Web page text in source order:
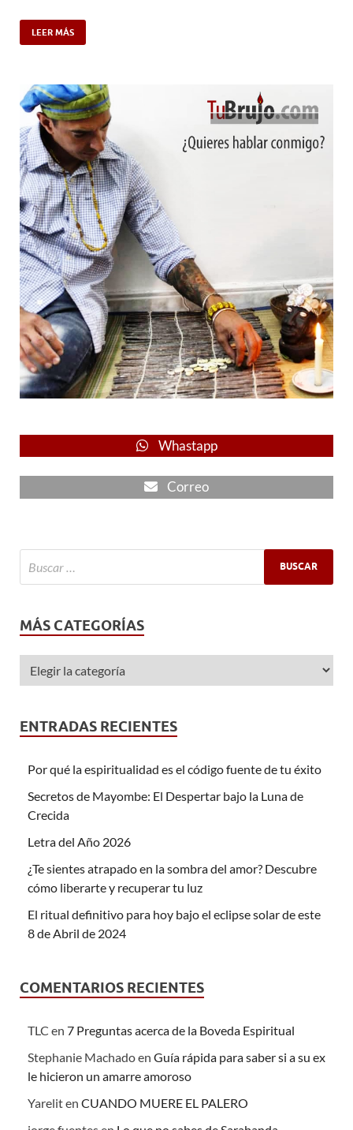
LEER MÁS
Whastapp
Correo
MÁS CATEGORÍAS
ENTRADAS RECIENTES
Por qué la espiritualidad es el código fuente de tu éxito
Secretos de Mayombe: El Despertar bajo la Luna de
Crecida
Letra del Año 2026
¿Te sientes atrapado en la sombra del amor? Descubre
cómo liberarte y recuperar tu luz
El ritual definitivo para hoy bajo el eclipse solar de este
8 de Abril de 2024
COMENTARIOS RECIENTES
TLC en 7 Preguntas acerca de la Boveda Espiritual
Stephanie Machadoen Guía rápida para saber si a su ex
le hicieron un amarre amoroso
Yareliten CUANDO MUERE EL PALERO